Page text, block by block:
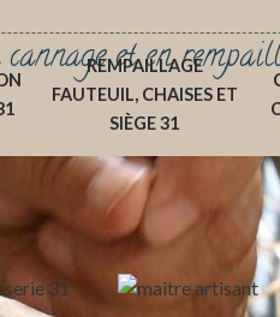
et en
REMPAILLAGE
FAUTEUIL, CHAISES ET
SIÈGE 31